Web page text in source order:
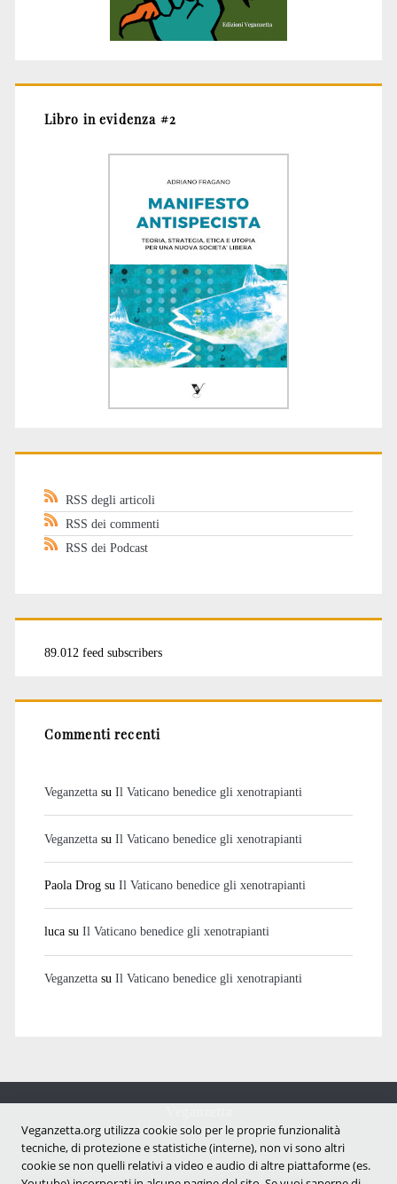
Libro in evidenza #2
RSS degli articoli
RSS dei commenti
RSS dei Podcast
89.012 feed subscribers
Commenti recenti
Veganzettasu Il Vaticano benedice gli xenotrapianti
Veganzettasu Il Vaticano benedice gli xenotrapianti
Paola Drogsu Il Vaticano benedice gli xenotrapianti
lucasu Il Vaticano benedice gli xenotrapianti
Veganzettasu Il Vaticano benedice gli xenotrapianti
Notizie dal mondo vegan e antispecista
Veganzetta.org utilizza cookie solo per le proprie funzionalità
tecniche, di protezione e statistiche (interne), non vi sono altri
cookie se non quelli relativi a video e audio di altre piattaforme (es.